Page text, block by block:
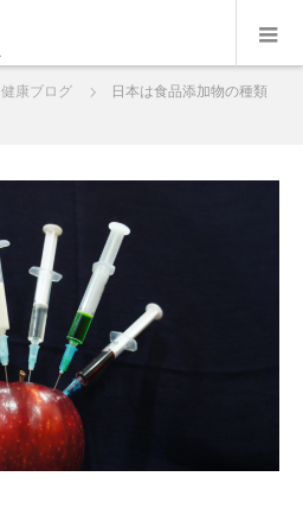
健康ブログ
日本は食品添加物の種類